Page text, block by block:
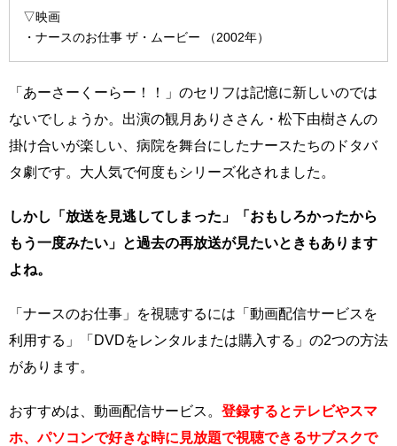
▽映画
・ナースのお仕事 ザ・ムービー （2002年）
「あーさーくーらー！！」のセリフは記憶に新しいのでは
ないでしょうか。出演の観月ありささん・松下由樹さんの
掛け合いが楽しい、病院を舞台にしたナースたちのドタバ
タ劇です。大人気で何度もシリーズ化されました。
しかし「放送を見逃してしまった」「おもしろかったから
もう一度みたい」と過去の再放送が見たいときもあります
よね。
「ナースのお仕事」を視聴するには「動画配信サービスを
利用する」「DVDをレンタルまたは購入する」の2つの方法
があります。
おすすめは、動画配信サービス。 登録するとテレビやスマ
ホ、パソコンで好きな時に見放題で視聴できるサブスクで